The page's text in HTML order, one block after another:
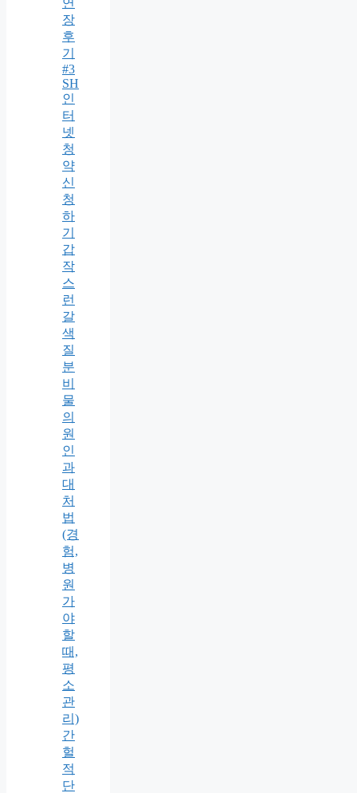
장
후
기
#3
SH
인
터
넷
청
약
신
청
하
기
갑
작
스
런
갈
색
질
분
비
물
의
원
인
과
대
처
법
(경
험,
병
원
가
야
할
때,
평
소
관
리)
간
헐
적
단